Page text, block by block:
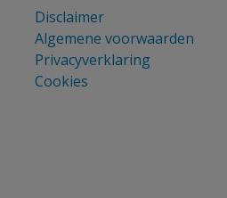
Disclaimer
Algemene voorwaarden
Privacyverklaring
Cookies